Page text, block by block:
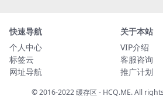
快速导航
个人中心
标签云
网址导航
关于本站
VIP介绍
客服咨询
推广计划
© 2016-2022 缓存区 - HCQ.ME. All